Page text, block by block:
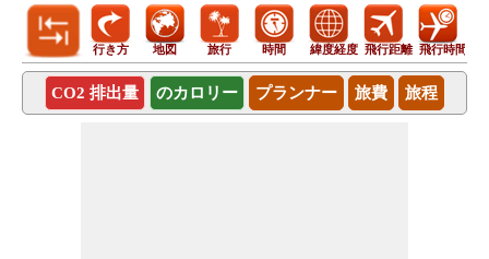
行き方 地図 旅行 時間 緯度経度 飛行距離 飛行時間
CO2 排出量 のカロリー プランナー 旅費 旅程